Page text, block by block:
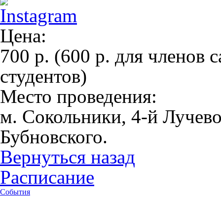
Цена:
700 р. (600 р. для членов
студентов)
Место проведения:
м. Сокольники, 4-й
Бубновского.
Вернуться назад
Расписание
События